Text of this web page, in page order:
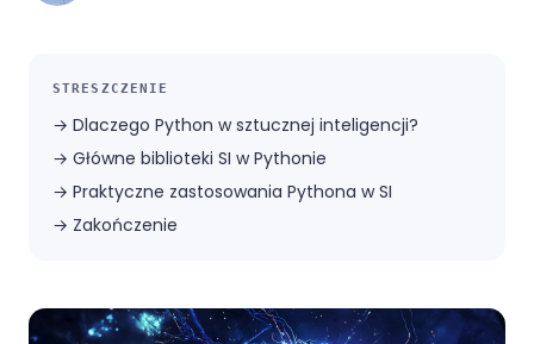
STRESZCZENIE
→ Dlaczego Python w sztucznej inteligencji?
→ Główne biblioteki SI w Pythonie
→ Praktyczne zastosowania Pythona w SI
→ Zakończenie